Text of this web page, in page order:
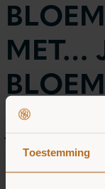
Toestemming
MET…
Je leest het al,
bloemkool
gezonder dan